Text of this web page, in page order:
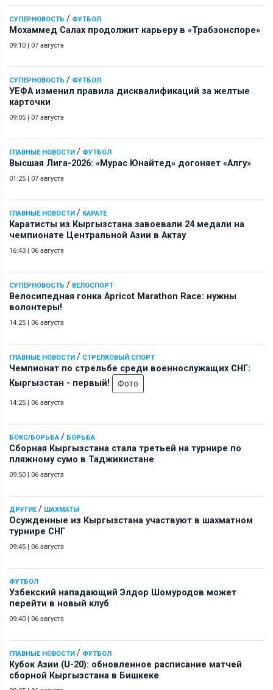
СУПЕРНОВОСТЬ / ФУТБОЛ
Мохаммед Салах продолжит карьеру в «Трабзонспоре»
09:10 | 07 августа
СУПЕРНОВОСТЬ / ФУТБОЛ
УЕФА изменил правила дисквалификаций за желтые
карточки
09:05 | 07 августа
ГЛАВНЫЕ НОВОСТИ / ФУТБОЛ
Высшая Лига-2026: «Мурас Юнайтед» догоняет «Алгу»
01:25 | 07 августа
ГЛАВНЫЕ НОВОСТИ / КАРАТЕ
Каратисты из Кыргызстана завоевали 24 медали на
чемпионате Центральной Азии в Актау
16:43 | 06 августа
СУПЕРНОВОСТЬ / ВЕЛОСПОРТ
Велосипедная гонка Apricot Marathon Race: нужны
волонтеры!
14:25 | 06 августа
ГЛАВНЫЕ НОВОСТИ / СТРЕЛКОВЫЙ СПОРТ
Чемпионат по стрельбе среди военнослужащих СНГ:
Кыргызстан - первый!
Фото
14:25 | 06 августа
БОКС/БОРЬБА / БОРЬБА
Сборная Кыргызстана стала третьей на турнире по
пляжному сумо в Таджикистане
09:50 | 06 августа
ДРУГИЕ/ ШАХМАТЫ
Осужденные из Кыргызстана участвуют в шахматном
турнире СНГ
09:45 | 06 августа
ФУТБОЛ
Узбекский нападающий Элдор Шомуродов может
перейти в новый клуб
09:40 | 06 августа
ГЛАВНЫЕ НОВОСТИ / ФУТБОЛ
Кубок Азии (U-20): обновленное расписание матчей
сборной Кыргызстана в Бишкеке